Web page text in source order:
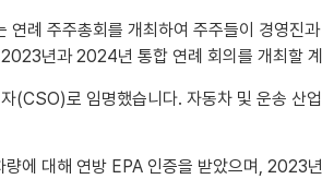
례 주주총회를 개최하여 주주들이 경영진
년과 2024년 통합 연례 회의를 개최할
로 임명했습니다. 자동차 및 운송 산
에 대해 연방 EPA 인증을 받았으며,